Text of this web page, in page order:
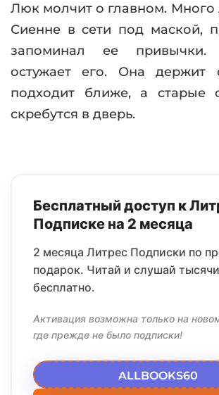
Люк молчит о главном. Много
Сиенне в сети под маской,
запоминал ее
остужает его. Она держит
подходит ближе, а старые
скребутся в дверь.
Бесплатный доступ к
Подписке на 2 месяца
2 месяца Литрес Подписки по
подарок. Читай и слушай
бесплатно.
Активация возможна только на
где прежде не было подписки!
ALLBOOKS60